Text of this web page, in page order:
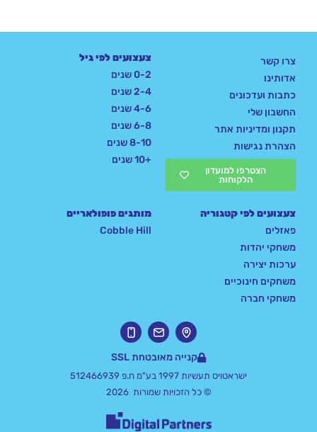
צרו קשר
אדותינו
כתבות ועדכונים
החשבון שלי
תקנון ומדיניות אתר
הצהרת נגישות
הצטרפו למועדון
הלקוחות
צעצועים לפי גיל
0-2 שנים
2-4 שנים
4-6 שנים
6-8 שנים
8-10 שנים
+10 שנים
צעצועים לפי קטגוריה
פאזלים
משחקי יהדות
ערכות יצירה
משחקים חינוכיים
משחקי חברה
מותגים פופולאריים
Cobble Hill
קנייה מאובטחת SSL
ישראטויס תעשיות 1997 בע"מ ח.פ 512466939
© כל הזכויות שמורות 2026